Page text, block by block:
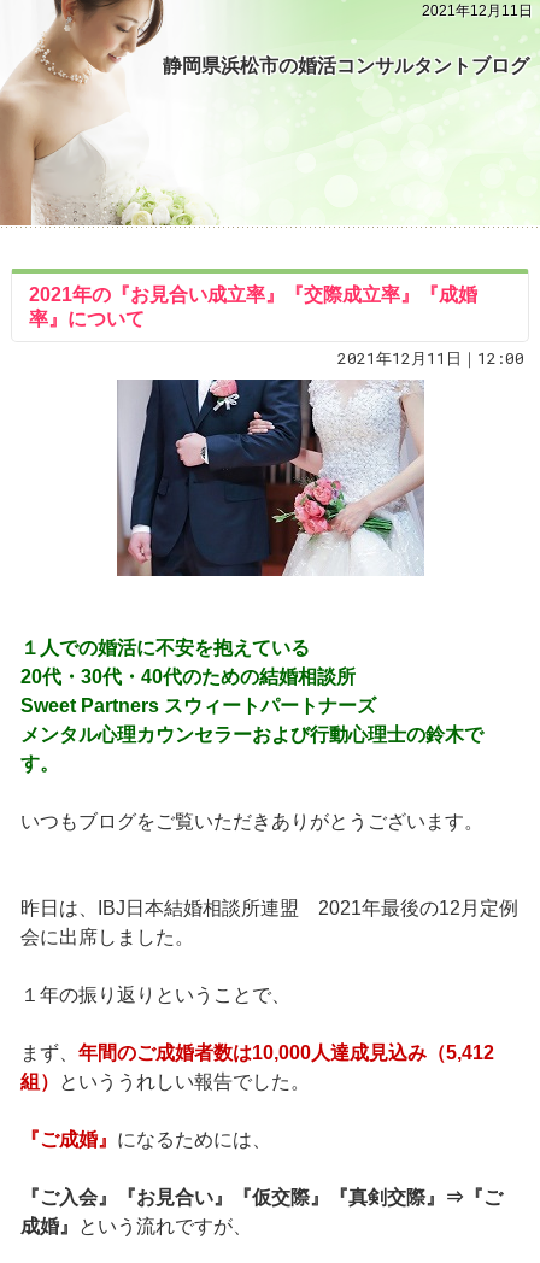
2021年12月11日
静岡県浜松市の婚活コンサルタントブログ
2021年の『お見合い成立率』『交際成立率』『成婚
率』について
2021年12月11日｜12:00
１人での婚活に不安を抱えている
20代・30代・40代のための結婚相談所
Sweet Partners スウィートパートナーズ
メンタル心理カウンセラーおよび行動心理士の鈴木で
す。
いつもブログをご覧いただきありがとうございます。
昨日は、IBJ日本結婚相談所連盟 2021年最後の12月定例
会に出席しました。
１年の振り返りということで、
まず、 年間のご成婚者数は10,000人達成見込み（5,412
組）
といううれしい報告でした。
『ご成婚』 になるためには、
『ご入会』『お見合い』『仮交際』『真剣交際』⇒『ご
成婚』
という流れですが、